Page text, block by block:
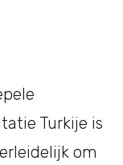
Turkije is
om